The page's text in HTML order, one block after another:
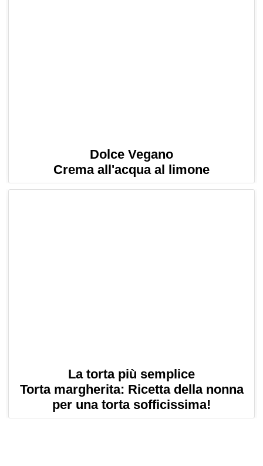
Dolce Vegano
Crema all'acqua al limone
La torta più semplice
Torta margherita: Ricetta della nonna
per una torta sofficissima!